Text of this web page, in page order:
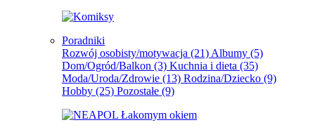
Poradniki
Rozwój osobisty/motywacja (21) Albumy (5)
Dom/Ogród/Balkon (3) Kuchnia i dieta (35)
Moda/Uroda/Zdrowie (13) Rodzina/Dziecko (9)
Hobby (25) Pozostałe (9)